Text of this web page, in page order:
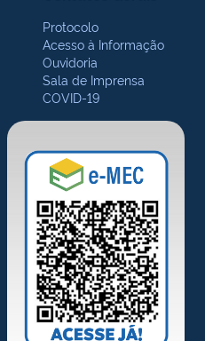
Protocolo
Acesso à Informação
Ouvidoria
Sala de Imprensa
COVID-19